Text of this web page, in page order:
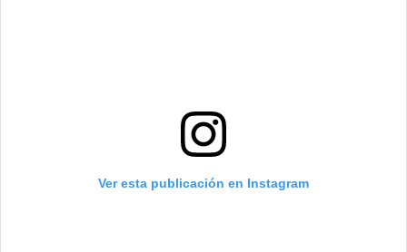
Ver esta publicación en Instagram